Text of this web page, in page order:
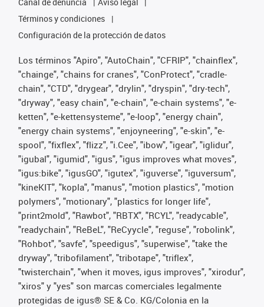
Términos y condiciones
Configuración de la protección de datos
Los términos "Apiro", "AutoChain", "CFRIP", "chainflex",
"chainge", "chains for cranes", "ConProtect", "cradle-
chain", "CTD", "drygear", "drylin", "dryspin", "dry-tech",
"dryway", "easy chain", "e-chain", "e-chain systems", "e-
ketten", "e-kettensysteme", "e-loop", "energy chain",
"energy chain systems", "enjoyneering", "e-skin", "e-
spool", "fixflex", "flizz", "i.Cee", "ibow", "igear", "iglidur",
"igubal", "igumid", "igus", "igus improves what moves",
"igus:bike", "igusGO", "igutex", "iguverse", "iguversum",
"kineKIT", "kopla", "manus", "motion plastics", "motion
polymers", "motionary", "plastics for longer life",
"print2mold", "Rawbot", "RBTX", "RCYL", "readycable",
"readychain", "ReBeL", "ReCyycle", "reguse", "robolink",
"Rohbot", "savfe", "speedigus", "superwise", "take the
dryway", "tribofilament", "tribotape", "triflex",
"twisterchain", "when it moves, igus improves", "xirodur",
"xiros" y "yes" son marcas comerciales legalmente
protegidas de igus® SE & Co. KG/Colonia en la